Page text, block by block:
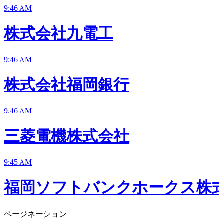
9:46 AM
株式会社九電工
9:46 AM
株式会社福岡銀行
9:46 AM
三菱電機株式会社
9:45 AM
福岡ソフトバンクホークス株
ページネーション